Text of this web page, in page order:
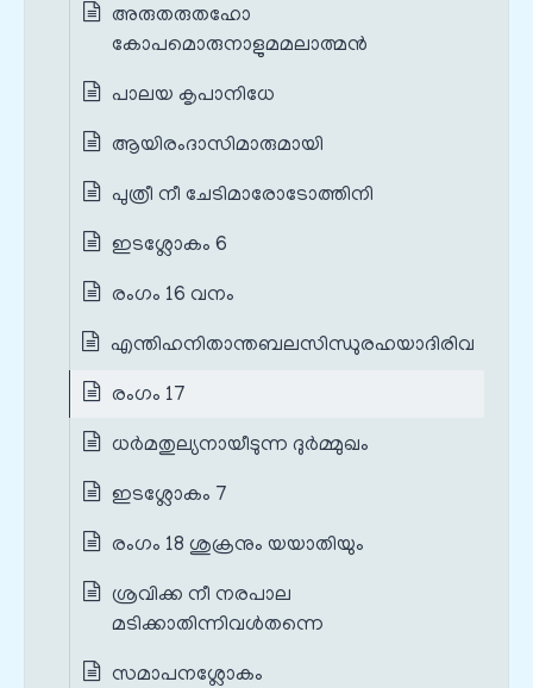
അരുതരുതഹോ
കോപമൊരുനാളുമമലാത്മന്‍
പാലയ കൃപാനിധേ
ആയിരംദാസിമാരുമായി
പുത്രീ നീ ചേടിമാരോടോത്തിനി
ഇടശ്ലോകം 6
രംഗം 16 വനം
എന്തിഹനിതാന്തബലസിന്ധുരഹയാദിരിവ
രംഗം 17
ധര്‍മതുല്യനായീടുന്ന ദുര്‍മ്മുഖം
ഇടശ്ലോകം 7
രംഗം 18 ശുക്രനും യയാതിയും
ശ്രവിക്ക നീ നരപാല
മടിക്കാതിന്നിവള്‍തന്നെ
സമാപനശ്ലോകം